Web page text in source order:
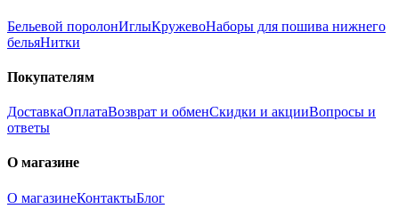
Бельевой поролонИглыКружевоНаборы для пошива нижнего
бельяНитки
Покупателям
ДоставкаОплатаВозврат и обменСкидки и акцииВопросы и
ответы
О магазине
О магазинеКонтактыБлог